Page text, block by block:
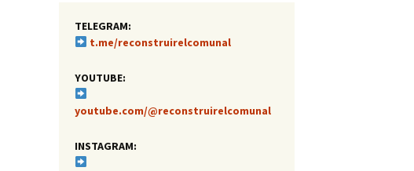
TELEGRAM:
t.me/reconstruirelcomunal
YOUTUBE:
youtube.com/@reconstruirelcomunal
INSTAGRAM: